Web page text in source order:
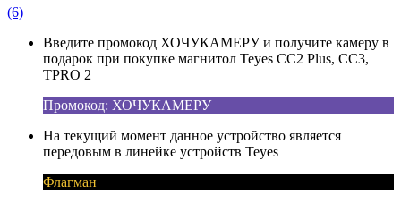
(6)
Введите промокод ХОЧУКАМЕРУ и получите камеру в
подарок при покупке магнитол Teyes CC2 Plus, CC3,
TPRO 2
Промокод: ХОЧУКАМЕРУ
На текущий момент данное устройство является
передовым в линейке устройств Teyes
Флагман